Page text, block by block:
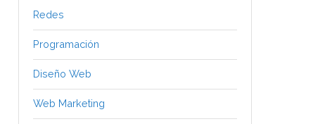
Redes
Programación
Diseño Web
Web Marketing